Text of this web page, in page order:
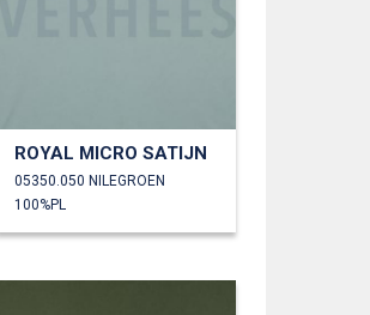
ROYAL MICRO SATIJN
05350.050 NILEGROEN
100%PL